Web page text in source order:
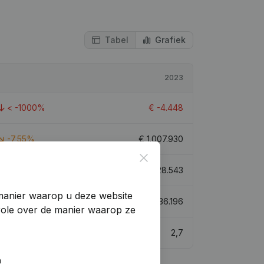
Tabel Grafiek
2023
< -1000% € -4.448
-7,55% € 1.007.930
5.928.543
-20,19% 536.196
2,7
Close
waarop u deze website
over de manier waarop ze